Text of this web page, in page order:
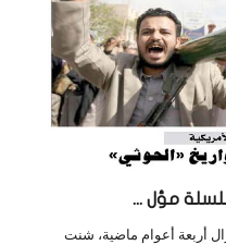
مؤل ...
أربعة أعوام ماضية، شنت